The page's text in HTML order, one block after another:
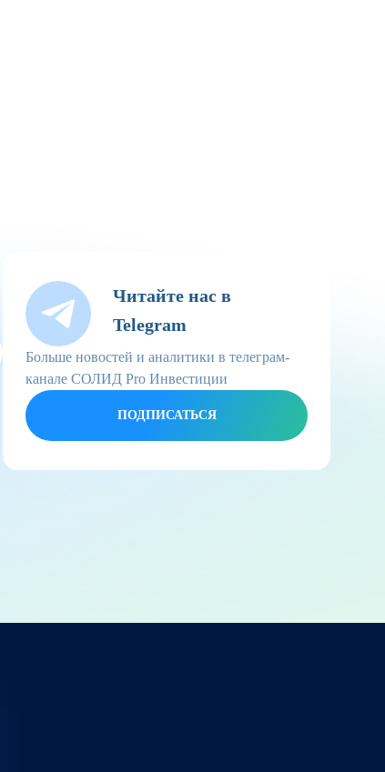
Читайте нас в
Telegram
Больше новостей и аналитики в телеграм-
канале СОЛИД Pro Инвестиции
ПОДПИСАТЬСЯ